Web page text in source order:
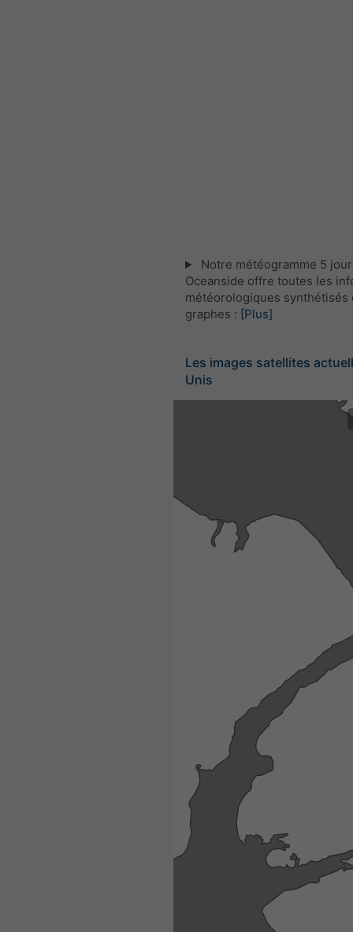
Notre météogramme 5
Oceanside offre toutes les
météorologiques synthétisés
graphes : [Plus]
Les images satellites
Unis